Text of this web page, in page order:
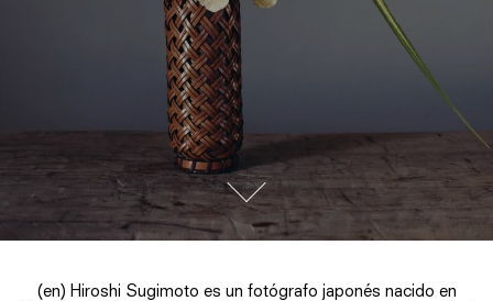
go to next section
(en) Hiroshi Sugimoto es un fotógrafo japonés nacido en